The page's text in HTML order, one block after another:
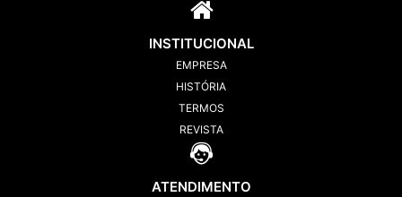
INSTITUCIONAL
EMPRESA
HISTÓRIA
TERMOS
REVISTA
ATENDIMENTO